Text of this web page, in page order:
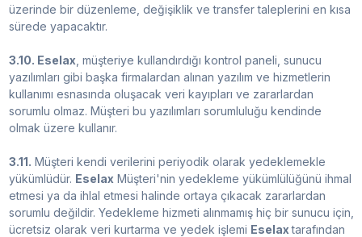
üzerinde bir düzenleme, değişiklik ve transfer taleplerini en kısa
sürede yapacaktır.
3.10. Eselax , müşteriye kullandırdığı kontrol paneli, sunucu
yazılımları gibi başka firmalardan alınan yazılım ve hizmetlerin
kullanımı esnasında oluşacak veri kayıpları ve zararlardan
sorumlu olmaz. Müşteri bu yazılımları sorumluluğu kendinde
olmak üzere kullanır.
3.11. Müşteri kendi verilerini periyodik olarak yedeklemekle
yükümlüdür. Eselax Müşteri'nin yedekleme yükümlülüğünü ihmal
etmesi ya da ihlal etmesi halinde ortaya çıkacak zararlardan
sorumlu değildir. Yedekleme hizmeti alınmamış hiç bir sunucu için,
ücretsiz olarak veri kurtarma ve yedek işlemi Eselaxtarafından